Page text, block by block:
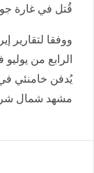
قُتل في غارة
ووفقا لتقارير
الرابع من
يُدفن خامنئي
مشهد شمال